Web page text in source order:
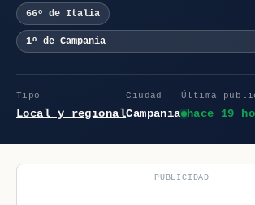
66º de Italia
1º de Campania
Tipo
Local y regional
Ciudad
Campania
Última
hace 19
PUBLICIDAD